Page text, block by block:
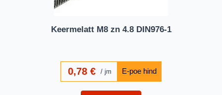
Keermelatt M8 zn 4.8 DIN976-1
0,78 € jm